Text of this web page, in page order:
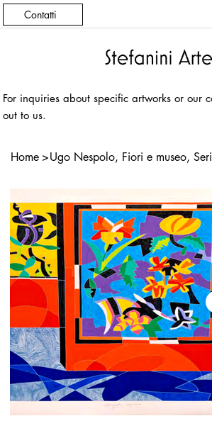
Contatti
For inquiries about specific artworks or our
out to us.
Home >Ugo Nespolo, Fiori e museo,